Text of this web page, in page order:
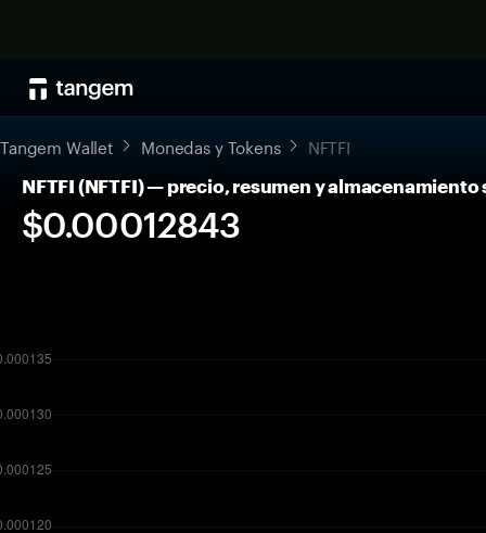
Tangem Wallet Monedas y Tokens NFTFI
NFTFI (NFTFI) — precio, resumen y almacenamiento
$0.00012843